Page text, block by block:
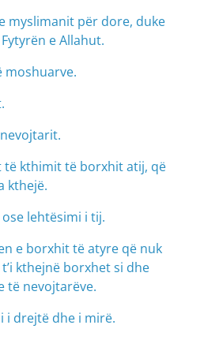
myslimanit për dore, duke
e Allahut.
moshuarve.
të kthimit të borxhit atij, që
kthejë.
lehtësimi i tij.
e borxhit të atyre që nuk
kthejnë borxhet si dhe
të nevojtarëve.
i drejtë dhe i mirë.